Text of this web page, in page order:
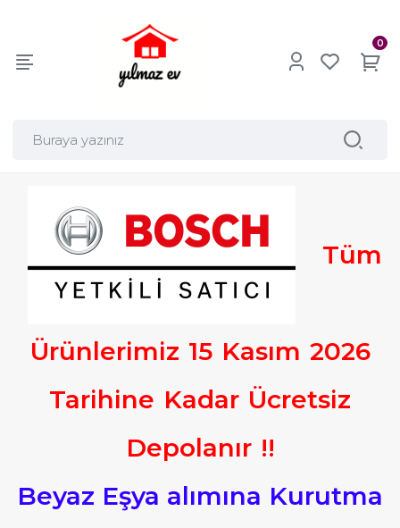
0
Tüm
Ürünlerimiz 15 Kasım 2026
Tarihine Kadar Ücretsiz
Depolanır !!
Beyaz Eşya alımına Kurutma